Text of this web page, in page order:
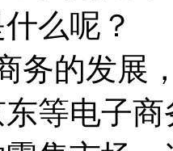
么呢？
的发展，
等电子